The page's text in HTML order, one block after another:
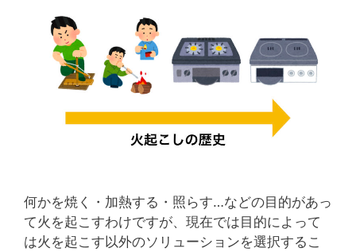
何かを焼く・加熱する・照らす…などの目的があっ
て火を起こすわけですが、現在では目的によって
は火を起こす以外のソリューションを選択するこ